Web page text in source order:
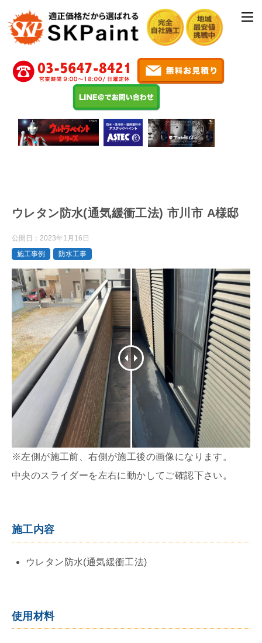
ウレタン防水(通気緩衝工法) 市川市 A様邸
公開日： 2023年1月16日
施工事例
防水工事
※左側が施工前、右側が施工後の画像になります。
中央のスライダーを左右に動かしてご確認下さい。
施工内容
ウレタン防水(通気緩衝工法)
使用材料